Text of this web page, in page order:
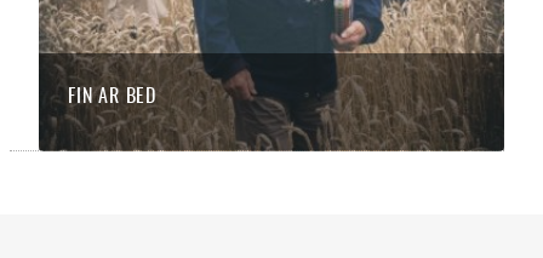
FIN AR BED